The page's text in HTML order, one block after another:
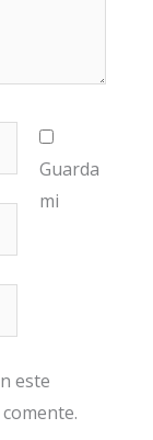
Guarda
mi
este